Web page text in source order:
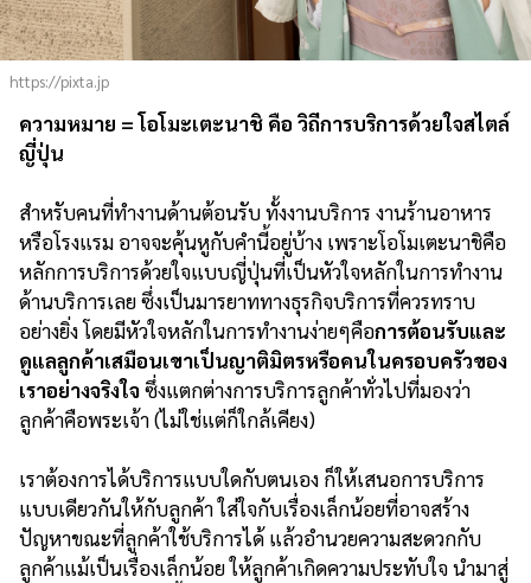
https://pixta.jp
ความหมาย = โอโมะเตะนาชิ คือ วิถีการบริการด้วยใจสไตล์
ญี่ปุ่น
สำหรับคนที่ทำงานด้านต้อนรับ ทั้งงานบริการ งานร้านอาหาร
หรือโรงแรม อาจจะคุ้นหูกับคำนี้อยู่บ้าง เพราะโอโมเตะนาชิคือ
หลักการบริการด้วยใจแบบญี่ปุ่นที่เป็นหัวใจหลักในการทำงาน
ด้านบริการเลย ซึ่งเป็นมารยาททางธุรกิจบริการที่ควรทราบ
อย่างยิ่ง โดยมีหัวใจหลักในการทำงานง่ายๆคือการต้อนรับและ
ดูแลลูกค้าเสมือนเขาเป็นญาติมิตรหรือคนในครอบครัวของ
เราอย่างจริงใจซึ่งแตกต่างการบริการลูกค้าทั่วไปที่มองว่า
ลูกค้าคือพระเจ้า (ไม่ใช่แต่ก็ใกล้เคียง)
เราต้องการได้บริการแบบใดกับตนเอง ก็ให้เสนอการบริการ
แบบเดียวกันให้กับลูกค้า ใส่ใจกับเรื่องเล็กน้อยที่อาจสร้าง
ปัญหาขณะที่ลูกค้าใช้บริการได้ แล้วอำนวยความสะดวกกับ
ลูกค้าแม้เป็นเรื่องเล็กน้อย ให้ลูกค้าเกิดความประทับใจ นำมาสู่